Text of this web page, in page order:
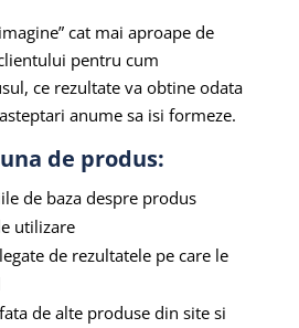
cat mai aproape de
pentru cum
ce rezultate va obtine odata
anume sa isi formeze.
de produs:
de baza despre produs
utilizare
de rezultatele pe care le
de alte produse din site si